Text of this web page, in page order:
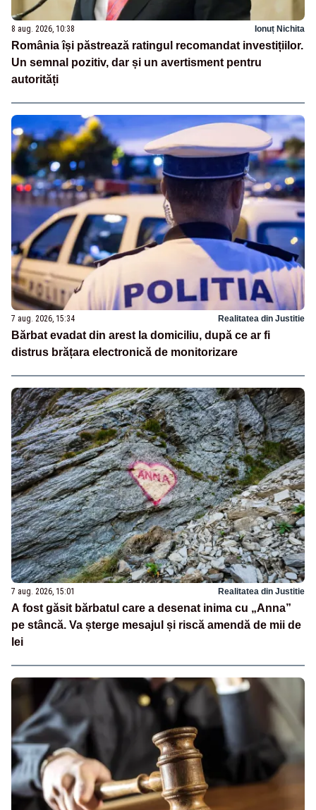
8 aug. 2026, 10:38 Ionuț Nichita
România își păstrează ratingul recomandat investițiilor.
Un semnal pozitiv, dar și un avertisment pentru
autorități
7 aug. 2026, 15:34 Realitatea din Justitie
Bărbat evadat din arest la domiciliu, după ce ar fi
distrus brățara electronică de monitorizare
7 aug. 2026, 15:01 Realitatea din Justitie
A fost găsit bărbatul care a desenat inima cu „Anna”
pe stâncă. Va șterge mesajul și riscă amendă de mii de
lei